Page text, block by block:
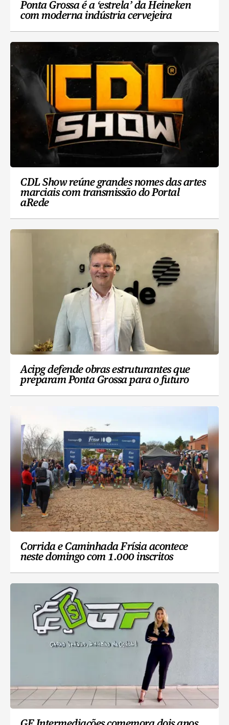
Ponta Grossa é a ‘estrela’ da Heineken
com moderna indústria cervejeira
CDL Show reúne grandes nomes das artes
marciais com transmissão do Portal
aRede
Acipg defende obras estruturantes que
preparam Ponta Grossa para o futuro
Corrida e Caminhada Frísia acontece
neste domingo com 1.000 inscritos